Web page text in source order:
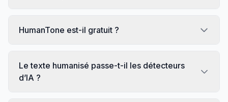
HumanTone est-il gratuit ?
Le texte humanisé passe-t-il les détecteurs
d’IA ?